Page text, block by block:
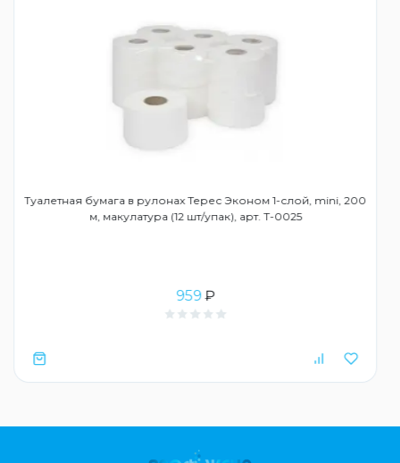
Туалетная бумага в рулонах Терес Эконом 1-слой, mini, 200
м, макулатура (12 шт/упак), арт. Т-0025
959₽